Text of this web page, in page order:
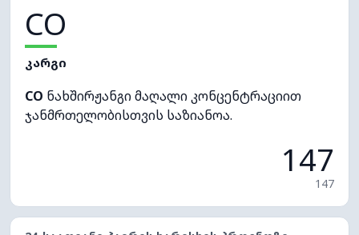
CO
კარგი
CO ნახშირჟანგი მაღალი კონცენტრაციით
ჯანმრთელობისთვის საზიანოა.
147
147